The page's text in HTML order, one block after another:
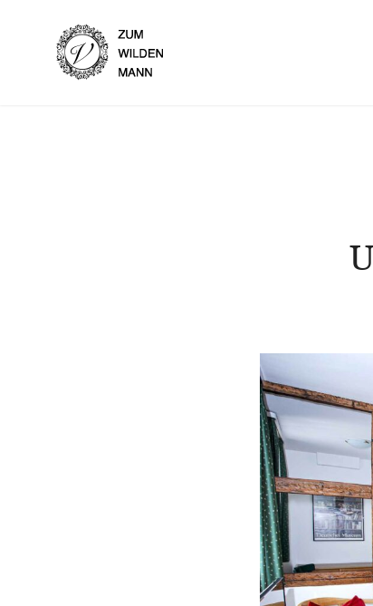
Hotel Garni Zum